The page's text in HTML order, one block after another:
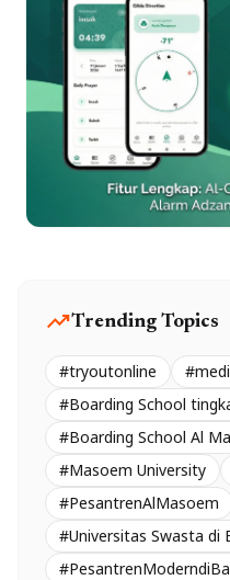
trending_upTrending Topics
#tryoutonline
#Boarding School
#Boarding School Al
#Masoem University
#PesantrenAlMasoem
#Universitas Swasta di